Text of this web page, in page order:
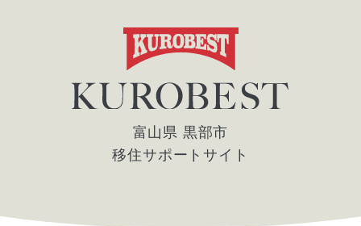
富山県 黒部市
移住サポートサイト